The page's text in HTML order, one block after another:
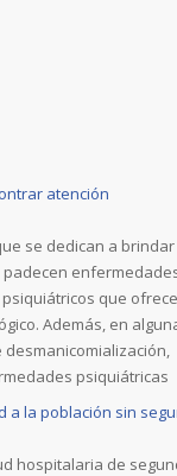
atención
se dedican a brindar
que
Además, en
psiquiátricas
a la población sin
hospitalaria de